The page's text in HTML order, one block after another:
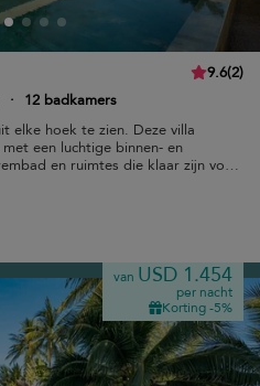
9.6(2)
·
12 badkamers
elke hoek te zien. Deze villa
een luchtige binnen- en
en ruimtes die klaar zijn voor
van USD 1.454
per nacht
Korting -5%